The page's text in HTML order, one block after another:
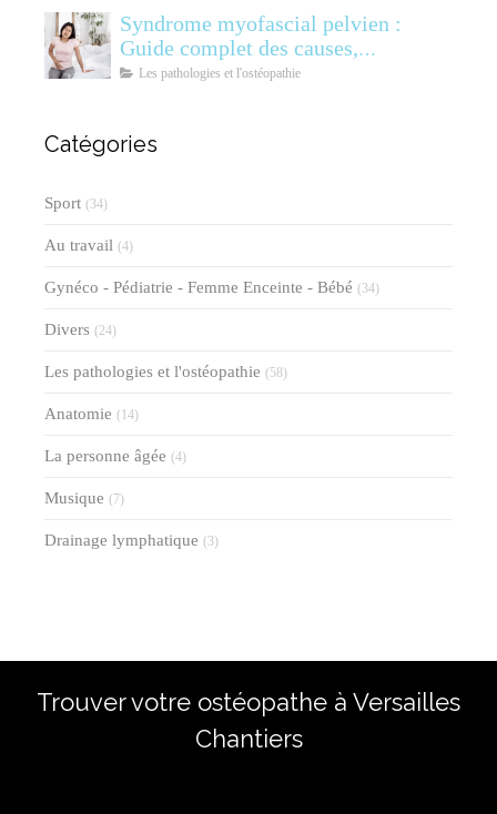
Syndrome myofascial pelvien :
Guide complet des causes,
symptômes, diagnostic et
Les pathologies et l'ostéopathie
Catégories
Sport (34)
Au travail (4)
Gynéco - Pédiatrie - Femme Enceinte - Bébé (34)
Divers (24)
Les pathologies et l'ostéopathie (58)
Anatomie (14)
La personne âgée (4)
Musique (7)
Drainage lymphatique (3)
Trouver votre ostéopathe à Versailles
Chantiers